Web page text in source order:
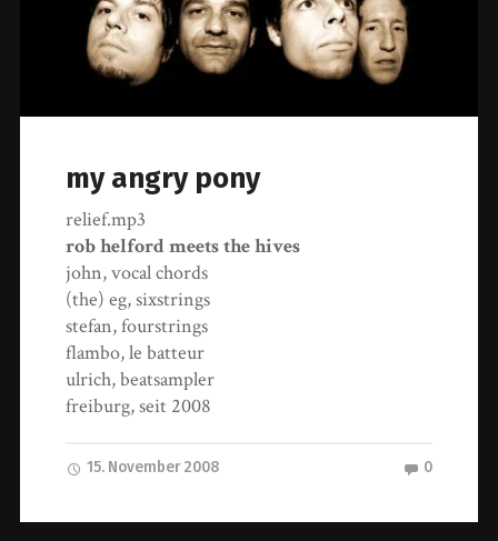
my angry pony
relief.mp3
rob helford meets the hives
john, vocal chords
(the) eg, sixstrings
stefan, fourstrings
flambo, le batteur
ulrich, beatsampler
freiburg, seit 2008
15. November 2008 0